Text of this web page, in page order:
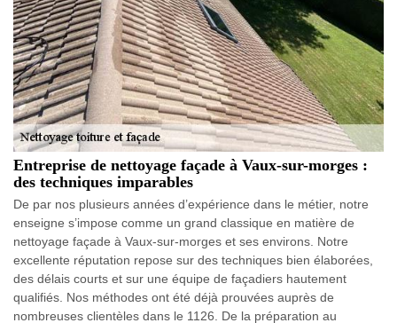
Entreprise de nettoyage façade à Vaux-sur-morges :
des techniques imparables
De par nos plusieurs années d’expérience dans le métier, notre
enseigne s’impose comme un grand classique en matière de
nettoyage façade à Vaux-sur-morges et ses environs. Notre
excellente réputation repose sur des techniques bien élaborées,
des délais courts et sur une équipe de façadiers hautement
qualifiés. Nos méthodes ont été déjà prouvées auprès de
nombreuses clientèles dans le 1126. De la préparation au